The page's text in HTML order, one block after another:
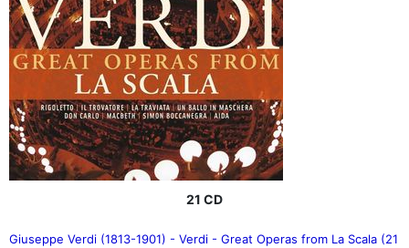
21 CD
Giuseppe Verdi (1813-1901) - Verdi - Great Operas from La Scala (21